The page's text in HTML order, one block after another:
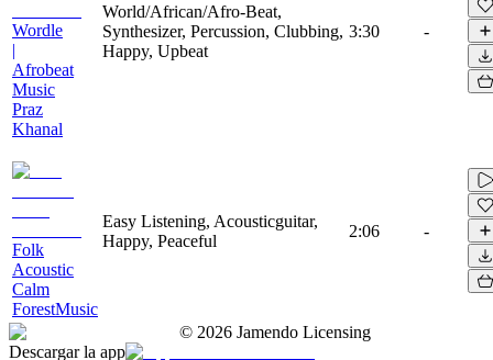
Wordle
|
Afrobeat
Music
Praz
Khanal
World/African/Afro-Beat,
Synthesizer, Percussion, Clubbing,
Happy, Upbeat
3:30 -
Folk
Acoustic
Calm
ForestMusic
Easy Listening, Acousticguitar,
Happy, Peaceful
2:06 -
© 2026 Jamendo Licensing
Descargar la app